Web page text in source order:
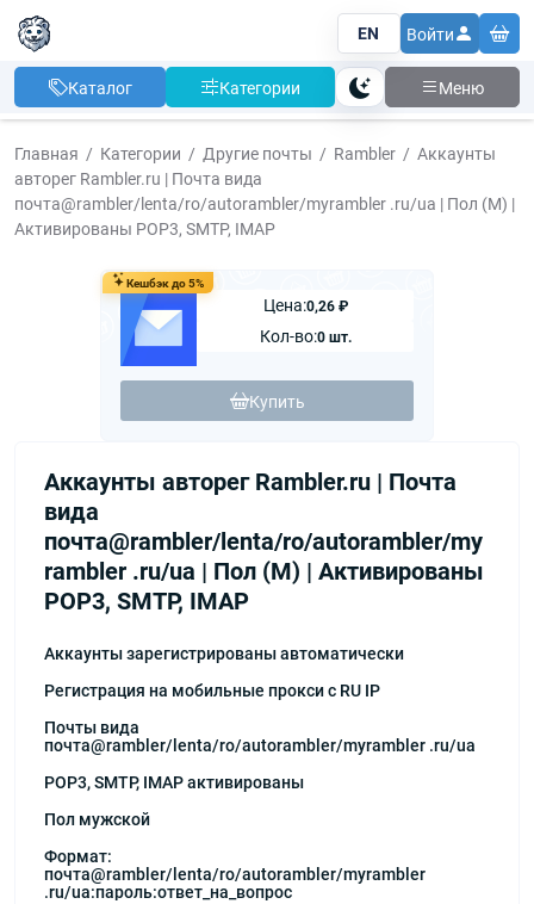
EN Войти
Каталог Категории Тема Меню
Главная Категории Другие почты Rambler
Аккаунты
авторег Rambler.ru | Почта вида
почта@rambler/lenta/ro/autorambler/myrambler .ru/ua | Пол (М) |
Активированы POP3, SMTP, IMAP
Кешбэк до 5%
Цена:0,26 ₽
Кол-во:0 шт.
Купить
Аккаунты авторег Rambler.ru | Почта
вида
почта@rambler/lenta/ro/autorambler/my
rambler .ru/ua | Пол (М) | Активированы
POP3, SMTP, IMAP
Аккаунты зарегистрированы автоматически
Регистрация на мобильные прокси с RU IP
Почты вида
почта@rambler/lenta/ro/autorambler/myrambler .ru/ua
POP3, SMTP, IMAP активированы
Пол мужской
Формат:
почта@rambler/lenta/ro/autorambler/myrambler
.ru/ua:пароль:ответ_на_вопрос